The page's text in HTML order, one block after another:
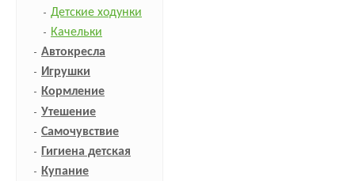
Детские ходунки
Качельки
Автокресла
Игрушки
Кормление
Утешение
Самочувствие
Гигиена детская
Купание